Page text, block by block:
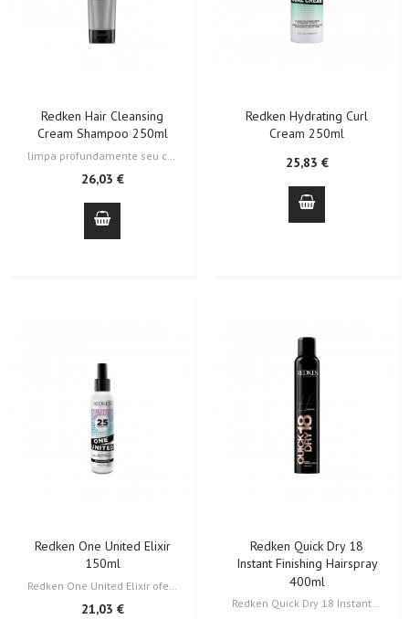
Redken Hair Cleansing
Cream Shampoo 250ml
26,03 €
Redken Hydrating Curl
Cream 250ml
25,83 €
Redken One United Elixir
150ml
21,03 €
Redken Quick Dry 18
Instant Finishing Hairspray
400ml
Redken Quick Dry 18 Instant Finishing Hairspray ajuda a fixar e controlar…